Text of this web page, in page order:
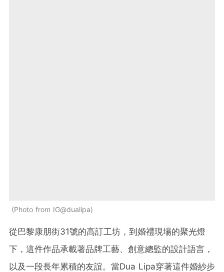
Photo from IG@dualipa
從巴黎康朋街31號的高訂工坊，到婚禮現場的聚光燈
下，這件作品承載著品牌工藝、創意總監的設計語言，
以及一段長年累積的友誼。當Dua Lipa穿著這件婚紗步